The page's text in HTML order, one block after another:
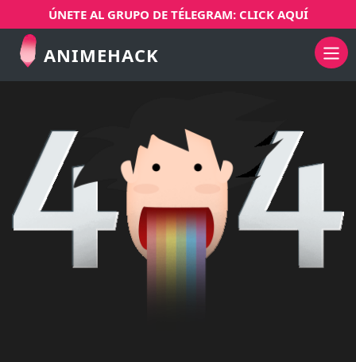
ÚNETE AL GRUPO DE TÉLEGRAM: CLICK AQUÍ
ANIMEHACK